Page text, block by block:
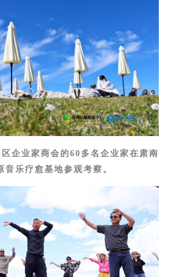
企业家商会的60多名企业家在肃南
音乐疗愈基地参观考察。